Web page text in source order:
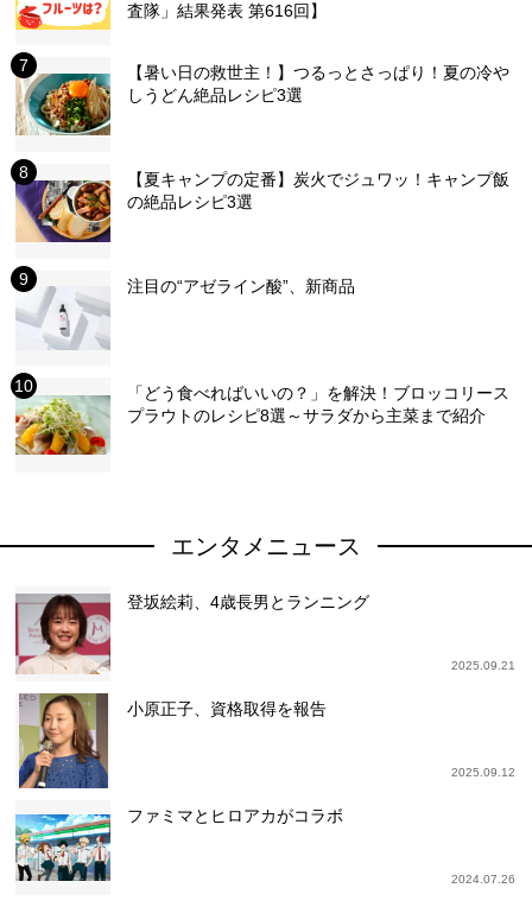
査隊」結果発表 第616回】
【暑い日の救世主！】つるっとさっぱり！夏の冷や
しうどん絶品レシピ3選
【夏キャンプの定番】炭火でジュワッ！キャンプ飯
の絶品レシピ3選
注目の“アゼライン酸”、新商品
「どう食べればいいの？」を解決！ブロッコリース
プラウトのレシピ8選～サラダから主菜まで紹介
エンタメニュース
登坂絵莉、4歳長男とランニング
2025.09.21
小原正子、資格取得を報告
2025.09.12
ファミマとヒロアカがコラボ
2024.07.26